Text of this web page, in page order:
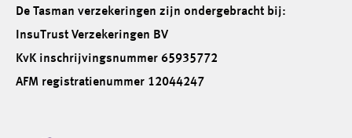
De Tasman verzekeringen zijn ondergebracht bij:
InsuTrust Verzekeringen BV
KvK inschrijvingsnummer 65935772
AFM registratienummer 12044247